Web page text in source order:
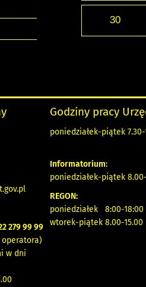
30
279 99 99
operatora)
w dni
Godziny pracy
poniedziałek-piątek 7.30-
Informatorium:
poniedziałek-piątek
REGON:
poniedziałek 8:00-18:00
wtorek-piątek 8.00-15.00